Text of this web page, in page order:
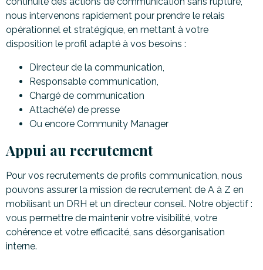
nous intervenons rapidement pour prendre le relais
opérationnel et stratégique, en mettant à votre
disposition le profil adapté à vos besoins :
Directeur de la communication,
Responsable communication,
Chargé de communication
Attaché(e) de presse
Ou encore Community Manager
Appui au recrutement
Pour vos recrutements de profils communication, nous
pouvons assurer la mission de recrutement de A à Z en
mobilisant un DRH et un directeur conseil. Notre objectif :
vous permettre de maintenir votre visibilité, votre
cohérence et votre efficacité, sans désorganisation
interne.